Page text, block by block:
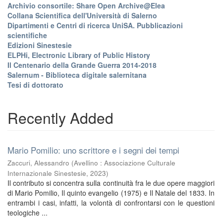
Archivio consortile: Share Open Archive@Elea
Collana Scientifica dell'Università di Salerno
Dipartimenti e Centri di ricerca UniSA. Pubblicazioni
scientifiche
Edizioni Sinestesie
ELPHi, Electronic Library of Public History
Il Centenario della Grande Guerra 2014-2018
Salernum - Biblioteca digitale salernitana
Tesi di dottorato
Recently Added
Mario Pomilio: uno scrittore e i segni dei tempi
Zaccuri, Alessandro (Avellino : Associazione Culturale
Internazionale Sinestesie, 2023)
Il contributo si concentra sulla continuità fra le due opere maggiori
di Mario Pomilio, Il quinto evangelio (1975) e Il Natale del 1833. In
entrambi i casi, infatti, la volontà di confrontarsi con le questioni
teologiche ...